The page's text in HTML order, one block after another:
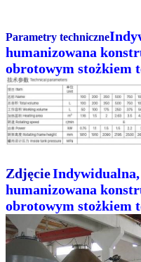
Parametry techniczne
humanizowana
obrotowym stożkiem
Zdjęcie
humanizowana
obrotowym stożkiem